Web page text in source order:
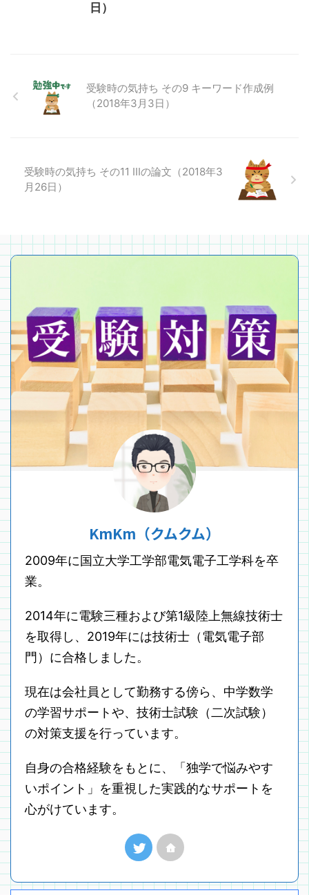
日）
受験時の気持ち その9 キーワード作成例
（2018年3月3日）
受験時の気持ち その11 Ⅲの論文（2018年3
月26日）
KmKm（クムクム）
2009年に国立大学工学部電気電子工学科を卒
業。
2014年に電験三種および第1級陸上無線技術士
を取得し、2019年には技術士（電気電子部
門）に合格しました。
現在は会社員として勤務する傍ら、中学数学
の学習サポートや、技術士試験（二次試験）
の対策支援を行っています。
自身の合格経験をもとに、「独学で悩みやす
いポイント」を重視した実践的なサポートを
心がけています。